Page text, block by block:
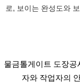
로, 보이는 완성도와
물금톨게이트 도장공
자와 작업자의